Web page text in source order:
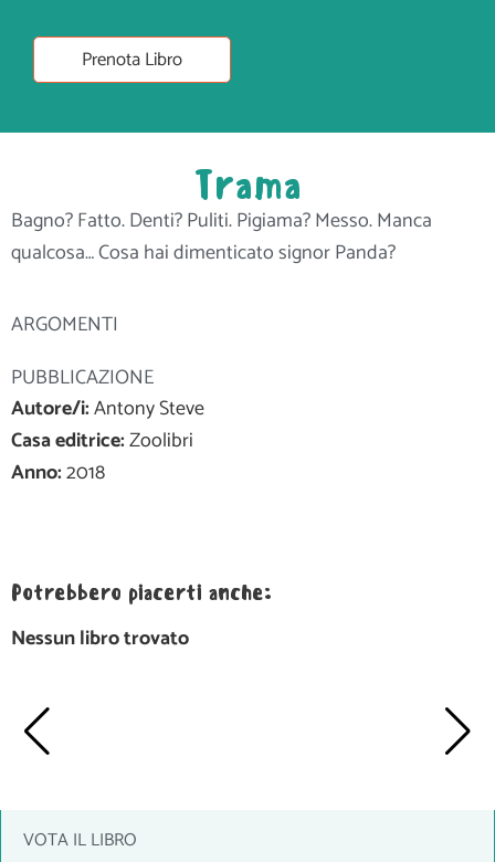
Prenota Libro
PUBBLICAZIONE
Autore/i:Antony Steve
Casa editrice:Zoolibri
Anno:2018
Trama
Bagno? Fatto. Denti? Puliti. Pigiama? Messo. Manca
qualcosa… Cosa hai dimenticato signor Panda?
ARGOMENTI
Potrebbero piacerti anche:
Nessun libro trovato
VOTA IL LIBRO